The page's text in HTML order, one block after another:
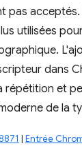
pas acceptés.
utilisées
dans
répétition et
de la
| Entrée